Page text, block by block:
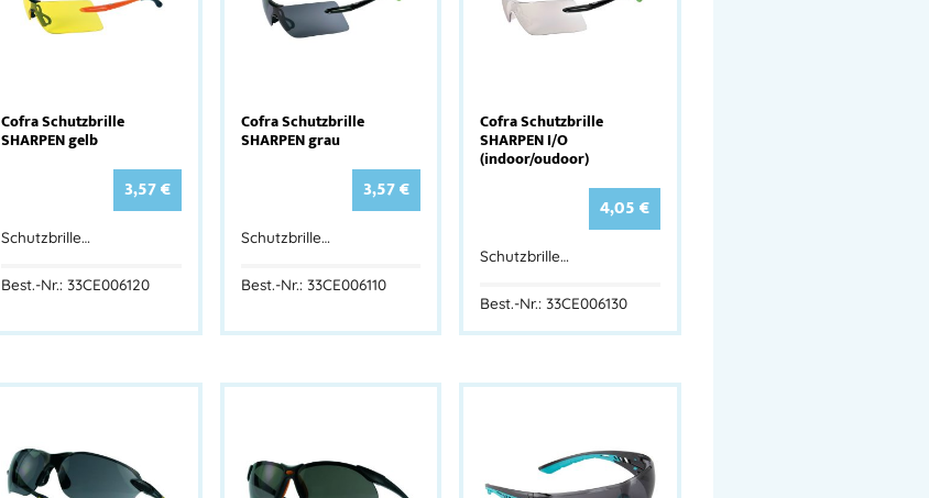
Cofra Schutzbrille
SHARPEN gelb
3,57€
Schutzbrille…
Best.-Nr.: 33CE006120
Cofra Schutzbrille
SHARPEN grau
3,57€
Schutzbrille…
Best.-Nr.: 33CE006110
Cofra Schutzbrille
SHARPEN I/O
(indoor/oudoor)
4,05€
Schutzbrille…
Best.-Nr.: 33CE006130